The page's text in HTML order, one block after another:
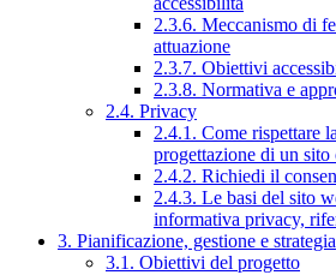
2.3.6. Meccanismo di
attuazione
2.3.7. Obiettivi
2.3.8. Normativa e
2.4. Privacy
2.4.1. Come rispettare
progettazione di un
2.4.2. Richiedi il
2.4.3. Le basi del sito
informativa privacy,
3. Pianificazione, gestione e strategia
3.1. Obiettivi del progetto